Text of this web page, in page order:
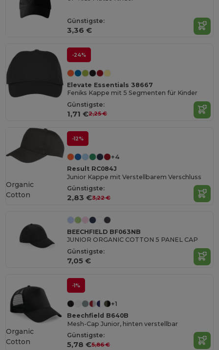
Günstigste:
3,36 €
-24%
Elevate Essentials 38667
Feniks Kappe mit 5 Segmenten für Kinder
Günstigste:
1,71 €2,25 €
-12%
+4
Result RC084J
Junior Kappe mit Verstellbarem Verschluss
Günstigste:
2,83 €3,22 €
Organic
Cotton
BEECHFIELD BF063NB
JUNIOR ORGANIC COTTON 5 PANEL CAP
Günstigste:
7,05 €
-1%
+1
Beechfield B640B
Mesh-Cap Junior, hinten verstellbar
Günstigste:
5,78 €5,86 €
Organic
Cotton